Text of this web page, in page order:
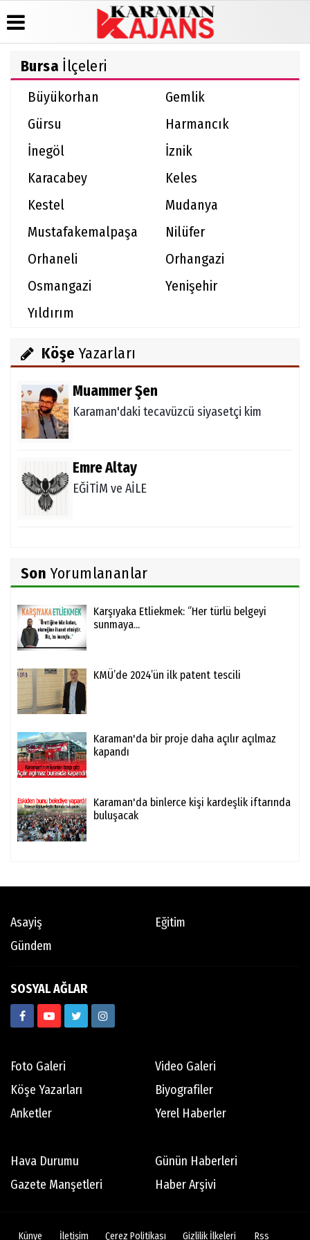
Üye Paneli
Haber
Arşivi
Haberleri
Hava
Köşe
Yazarları
Galeri
Foto
Künye
Bursa İlçeleri
Büyükorhan
Gemlik
Gürsu
Harmancık
İnegöl
İznik
Karacabey
Keles
Kestel
Mudanya
Mustafakemalpaşa
Nilüfer
Orhaneli
Orhangazi
Osmangazi
Yenişehir
Yıldırım
Köşe Yazarları
Muammer Şen
Karaman'daki tecavüzcü siyasetçi kim
Emre Altay
EĞİTİM ve AİLE
Son Yorumlananlar
Karşıyaka Etliekmek: ‘’Her türlü belgeyi
sunmaya...
KMÜ’de 2024’ün ilk patent tescili
Karaman'da bir proje daha açılır açılmaz
kapandı
Karaman'da binlerce kişi kardeşlik iftarında
buluşacak
Asayiş
Eğitim
Gündem
SOSYAL AĞLAR
Foto Galeri
Video Galeri
Köşe Yazarları
Biyografiler
Anketler
Yerel Haberler
Hava Durumu
Günün Haberleri
Gazete Manşetleri
Haber Arşivi
Künye İletişim Çerez Politikası Gizlilik İlkeleri Rss